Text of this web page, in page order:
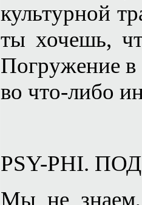
культурной
ты хочешь,
Погружение
во что-либо
PSY-PHI.
Мы не знаем,